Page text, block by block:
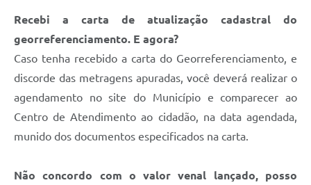
Recebi a carta de atualização cadastral do
georreferenciamento. E agora?
Caso tenha recebido a carta do Georreferenciamento, e
discorde das metragens apuradas, você deverá realizar o
agendamento no site do Município e comparecer ao
Centro de Atendimento ao cidadão, na data agendada,
munido dos documentos especificados na carta.
Não concordo com o valor venal lançado, posso